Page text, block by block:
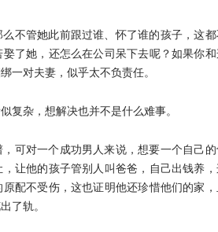
不管她此前跟过谁、怀了谁的孩子，这
了她，还怎么在公司呆下去呢？如果你
一对夫妻，似乎太不负责任。
复杂，想解决也并不是什么难事。
可对一个成功男人来说，想要一个自己
让他的孩子管别人叫爸爸，自己出钱养
配不受伤，这也证明他还珍惜他们的家
了轨。